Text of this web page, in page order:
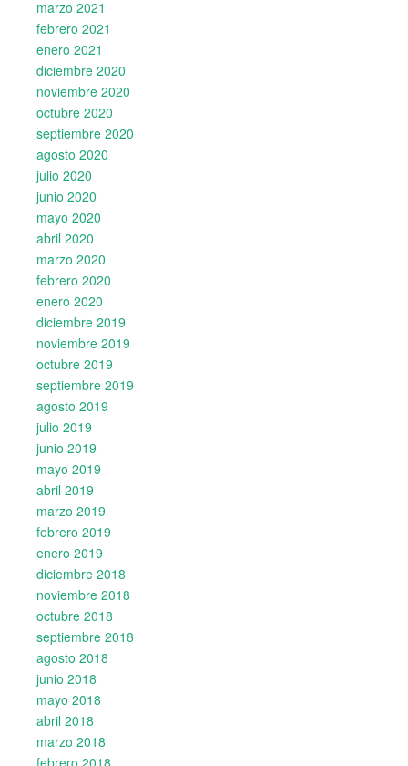
marzo 2021
febrero 2021
enero 2021
diciembre 2020
noviembre 2020
octubre 2020
septiembre 2020
agosto 2020
julio 2020
junio 2020
mayo 2020
abril 2020
marzo 2020
febrero 2020
enero 2020
diciembre 2019
noviembre 2019
octubre 2019
septiembre 2019
agosto 2019
julio 2019
junio 2019
mayo 2019
abril 2019
marzo 2019
febrero 2019
enero 2019
diciembre 2018
noviembre 2018
octubre 2018
septiembre 2018
agosto 2018
junio 2018
mayo 2018
abril 2018
marzo 2018